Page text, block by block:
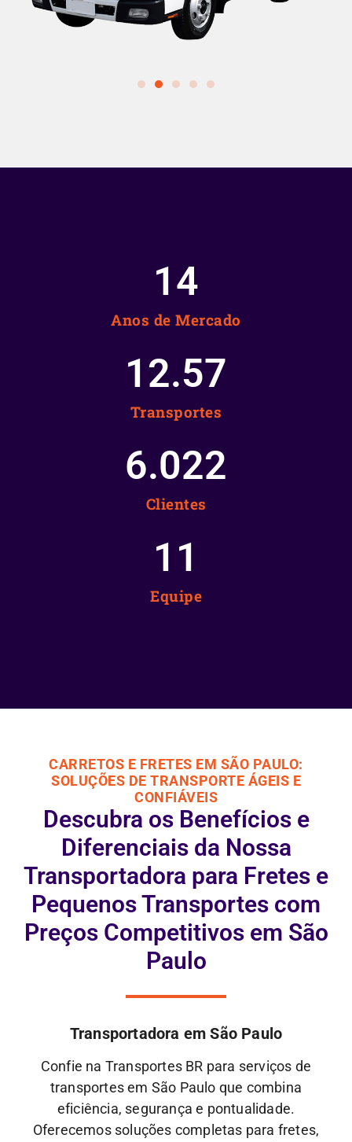
Anos de Mercado
15
Transportes
12.58
Clientes
6.025
Equipe
12
CARRETOS E FRETES EM SÃO PAULO:
SOLUÇÕES DE TRANSPORTE ÁGEIS E
CONFIÁVEIS
Descubra os Benefícios e
Diferenciais da Nossa
Transportadora para Fretes e
Pequenos Transportes com
Preços Competitivos em São
Paulo
Transportadora em São Paulo
Confie na Transportes BR para serviços de
transportes em São Paulo que combina
eficiência, segurança e pontualidade.
Oferecemos soluções completas para fretes,